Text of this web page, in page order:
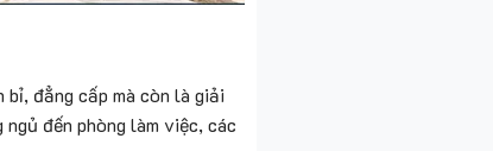
bỉ, đẳng cấp mà còn là giải
đến phòng làm việc, các